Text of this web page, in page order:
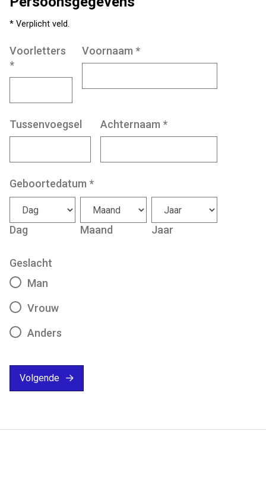
* Verplicht veld.
Voorletters
*
Voornaam *
Tussenvoegsel Achternaam *
Geboortedatum *
Dag Maand Jaar
Geslacht
Man
Vrouw
Anders
Volgende